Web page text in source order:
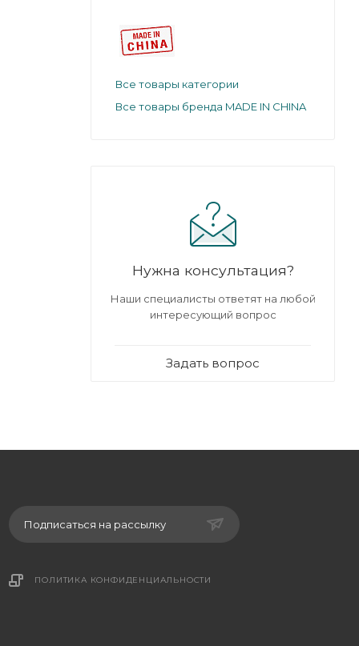
Все товары категории
Все товары бренда MADE IN CHINA
Нужна консультация?
Наши специалисты ответят на любой
интересующий вопрос
Задать вопрос
Подписаться на рассылку
ПОЛИТИКА КОНФИДЕНЦИАЛЬНОСТИ